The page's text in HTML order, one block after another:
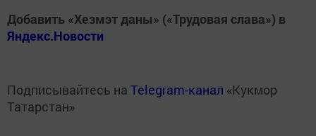
Добавить «Хезмэт даны» («Трудовая слава») в
Яндекс.Новости
Подписывайтесь на Telegram-канал «Кукмор
Татарстан»